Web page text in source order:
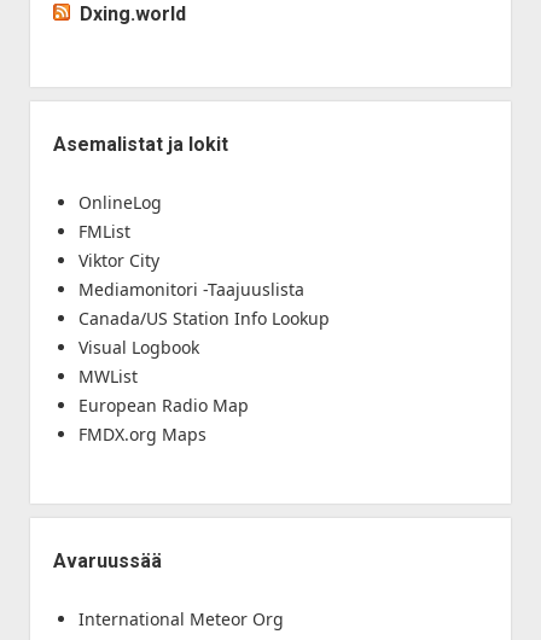
Dxing.world
Asemalistat ja lokit
OnlineLog
FMList
Viktor City
Mediamonitori -Taajuuslista
Canada/US Station Info Lookup
Visual Logbook
MWList
European Radio Map
FMDX.org Maps
Avaruussää
International Meteor Org